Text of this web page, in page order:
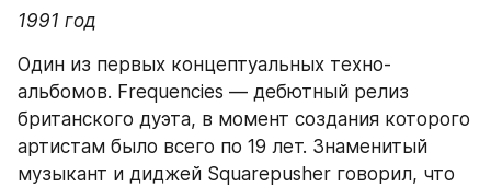
1991 год
Один из первых концептуальных техно-
альбомов. Frequencies — дебютный релиз
британского дуэта, в момент создания которого
артистам было всего по 19 лет. Знаменитый
музыкант и диджей Squarepusher говорил, что